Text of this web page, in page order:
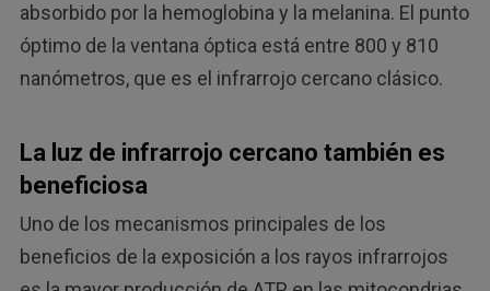
absorbido por la hemoglobina y la melanina. El punto
óptimo de la ventana óptica está entre 800 y 810
nanómetros, que es el infrarrojo cercano clásico.
La luz de infrarrojo cercano también es
beneficiosa
Uno de los mecanismos principales de los
beneficios de la exposición a los rayos infrarrojos